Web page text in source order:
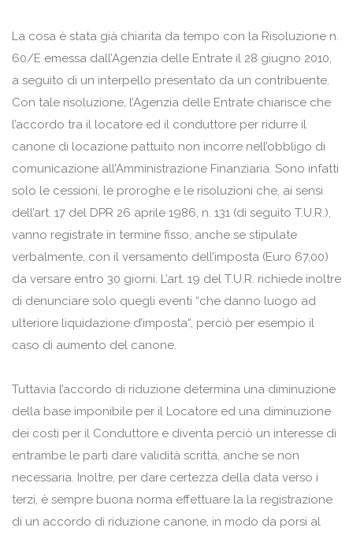
La cosa è stata già chiarita da tempo con la Risoluzione n.
60/E emessa dall’Agenzia delle Entrate il 28 giugno 2010,
a seguito di un interpello presentato da un contribuente.
Con tale risoluzione, l’Agenzia delle Entrate chiarisce che
l’accordo tra il locatore ed il conduttore per ridurre il
canone di locazione pattuito non incorre nell’obbligo di
comunicazione all’Amministrazione Finanziaria. Sono infatti
solo le cessioni, le proroghe e le risoluzioni che, ai sensi
dell’art. 17 del DPR 26 aprile 1986, n. 131 (di seguito T.U.R.),
vanno registrate in termine fisso, anche se stipulate
verbalmente, con il versamento dell’imposta (Euro 67,00)
da versare entro 30 giorni. L’art. 19 del T.U.R. richiede inoltre
di denunciare solo quegli eventi “che danno luogo ad
ulteriore liquidazione d’imposta“, perciò per esempio il
caso di aumento del canone.
Tuttavia l’accordo di riduzione determina una diminuzione
della base imponibile per il Locatore ed una diminuzione
dei costi per il Conduttore e diventa perciò un interesse di
entrambe le parti dare validità scritta, anche se non
necessaria. Inoltre, per dare certezza della data verso i
terzi, è sempre buona norma effettuare la la registrazione
di un accordo di riduzione canone, in modo da porsi al